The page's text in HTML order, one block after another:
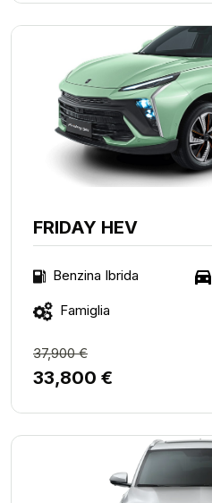
FRIDAY HEV
Benzina Ibrida
Famiglia
37,900 €
33,800 €